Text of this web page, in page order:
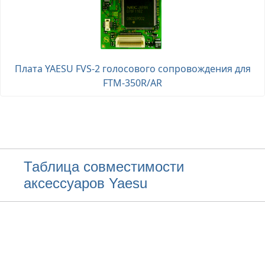
Плата YAESU FVS-2 голосового сопровождения для
FTM-350R/AR
Таблица совместимости
аксессуаров Yaesu